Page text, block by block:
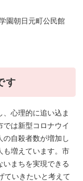
園朝日元町公民館
す
心理的に追い込ま
では新型コロナウイ
の自殺者数が増加し
も増えています。市
いまちを実現できる
ていきたいと考えて